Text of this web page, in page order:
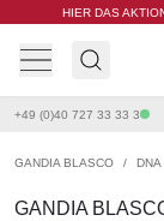
HIER DAS
+49 (0)40 727 33 33 3
GANDIA BLASCO / DNA
GANDIA